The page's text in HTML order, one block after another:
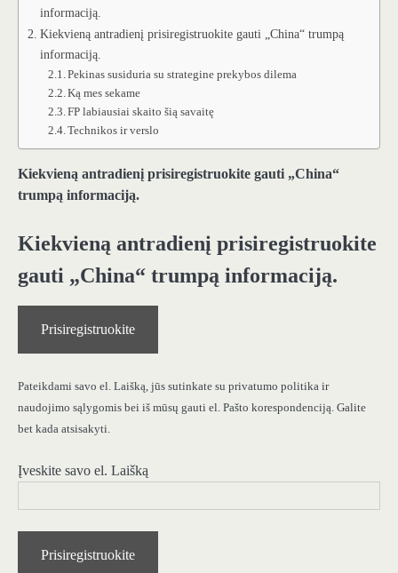
informaciją.
Kiekvieną antradienį prisiregistruokite gauti „China“ trumpą
informaciją.
Pekinas susiduria su strategine prekybos dilema
Ką mes sekame
FP labiausiai skaito šią savaitę
Technikos ir verslo
Kiekvieną antradienį prisiregistruokite gauti „China“
trumpą informaciją.
Kiekvieną antradienį prisiregistruokite
gauti „China“ trumpą informaciją.
Prisiregistruokite
Pateikdami savo el. Laišką, jūs sutinkate su privatumo politika ir
naudojimo sąlygomis bei iš mūsų gauti el. Pašto korespondenciją. Galite
bet kada atsisakyti.
Įveskite savo el. Laišką
Prisiregistruokite